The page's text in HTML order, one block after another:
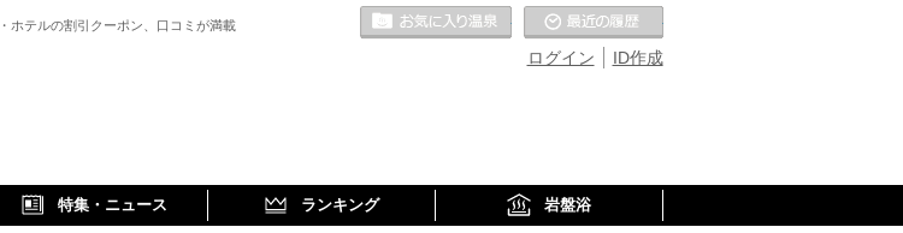
ホテルの割引クーポン、口コミが満載
ID作成
ログイン
お気に入りの温泉
特集・ニュース ランキング 岩盤浴